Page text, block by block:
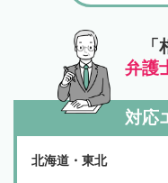
弁護
対応
北海道・東北